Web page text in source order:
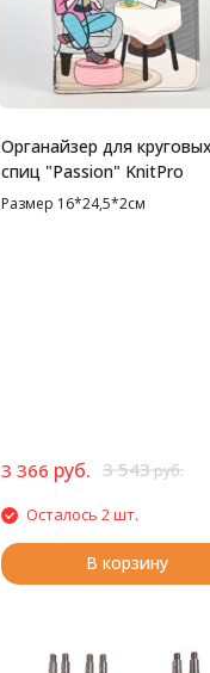
Органайзер для круговых
спиц "Passion" KnitPro
Размер 16*24,5*2см
3 366 руб. 3 543руб.
Осталось 2 шт.
В корзину